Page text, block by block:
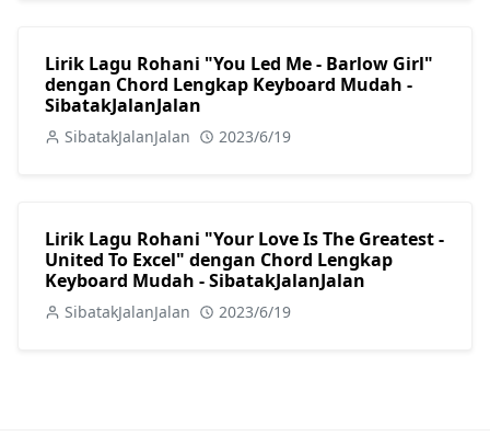
Lirik Lagu Rohani "You Led Me - Barlow Girl"
dengan Chord Lengkap Keyboard Mudah -
SibatakJalanJalan
SibatakJalanJalan 2023/6/19
Lirik Lagu Rohani "Your Love Is The Greatest -
United To Excel" dengan Chord Lengkap
Keyboard Mudah - SibatakJalanJalan
SibatakJalanJalan 2023/6/19